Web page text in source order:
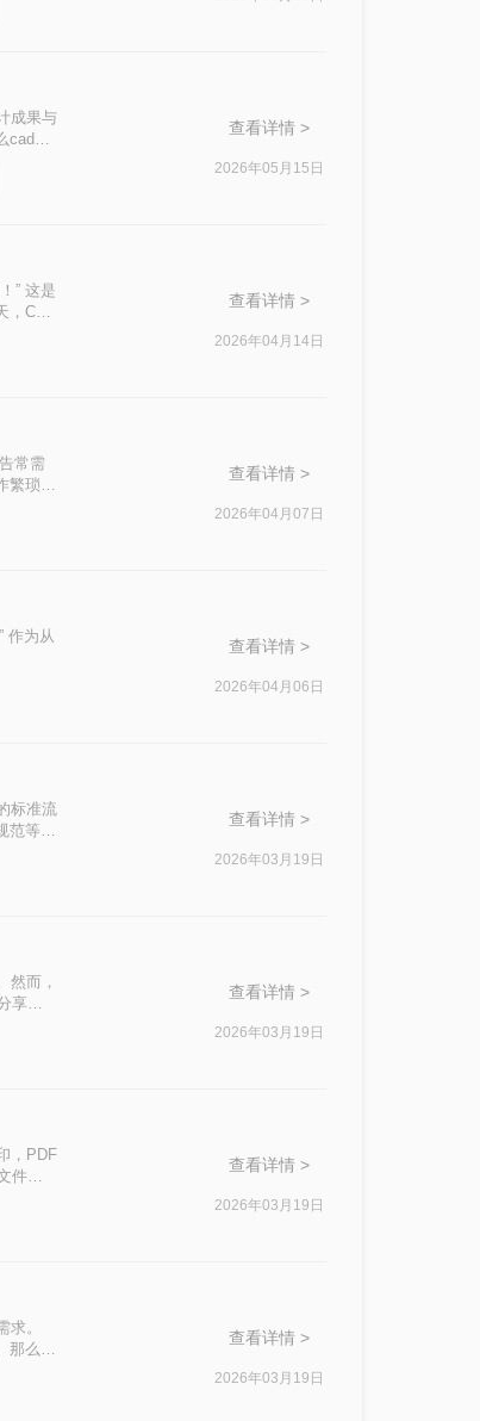
成果与
cad怎
查看详情 >
2026年05月15日
” 这是
CAD
查看详情 >
2026年04月14日
常需
繁琐
天分
查看详情 >
2026年04月07日
作为从
查看详情 >
2026年04月06日
标准流
范等优
查看详情 >
2026年03月19日
然而，
享或
。
查看详情 >
2026年03月19日
，PDF
件转
查看详情 >
2026年03月19日
。
那么
查看详情 >
2026年03月19日